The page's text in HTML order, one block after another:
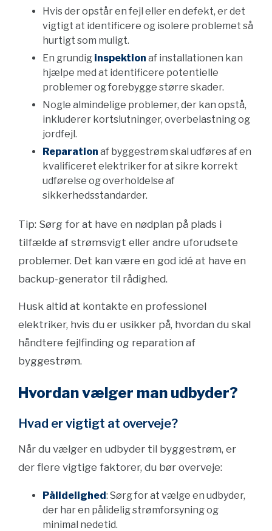
Hvis der opstår en fejl eller en defekt, er det
vigtigt at identificere og isolere problemet så
hurtigt som muligt.
En grundig inspektion af installationen kan
hjælpe med at identificere potentielle
problemer og forebygge større skader.
Nogle almindelige problemer, der kan opstå,
inkluderer kortslutninger, overbelastning og
jordfejl.
Reparation af byggestrøm skal udføres af en
kvalificeret elektriker for at sikre korrekt
udførelse og overholdelse af
sikkerhedsstandarder.
Tip: Sørg for at have en nødplan på plads i
tilfælde af strømsvigt eller andre uforudsete
problemer. Det kan være en god idé at have en
backup-generator til rådighed.
Husk altid at kontakte en professionel
elektriker, hvis du er usikker på, hvordan du skal
håndtere fejlfinding og reparation af
byggestrøm.
Hvordan vælger man udbyder?
Hvad er vigtigt at overveje?
Når du vælger en udbyder til byggestrøm, er
der flere vigtige faktorer, du bør overveje:
Pålidelighed: Sørg for at vælge en udbyder,
der har en pålidelig strømforsyning og
minimal nedetid.